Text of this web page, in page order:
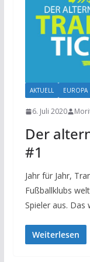
AKTUELL EUROPA
6. Juli 2020
Der
#1
Jahr für Jahr,
Fußballklubs
Spieler aus. Das
Weiterlesen